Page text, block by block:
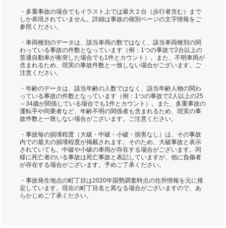
・多重事故の場合でもイラスト上では最大２台（歩行者含む）まで
しか表現されていません。詳細は事故の個別ページの文字情報をご
参照ください。
・車両種別のデータは、該当車両の数ではなく、該当車両種別の関
わっている事故の件数となっています（例：1つの事故で2台以上の
普通自動車が衝突した場合でも1件とカウント）。また、不明車両が
含まれるため、現実の事故件数と一致しない場合がございます。ご
注意ください。
・年齢のデータは、該当年齢の人数ではなく、該当年齢人物の関わ
っている事故の件数となっています（例：1つの事故で2人以上の25
～34歳が関係している場合でも1件とカウント）。また、多重事故の
運転手や同乗者など、年齢不明の関係者も含まれるため、現実の事
故件数と一致しない場合がございます。ご注意ください。
・事故毎の損壊程度（大破・中破・小破・損害なし）は、その事故
内での最大の損壊程度が掲載されます。そのため、大破事故と表示
されていても、中破や小破の車両が存在する場合がございます。同
様に死亡者のいる事故は死亡事故と表記していますが、他に負傷者
が存在する場合がございます。予めご了承ください。
・事故発生地点の町丁目は2020年国勢調査時点の住所情報を元に推
定しています。現在の町丁目名と異なる場合がございますので、あ
らかじめご了承ください。